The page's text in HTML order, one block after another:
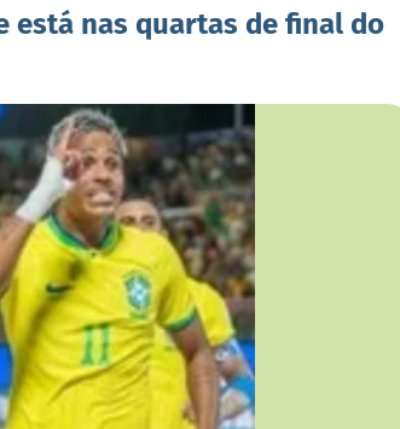
está nas quartas de final do